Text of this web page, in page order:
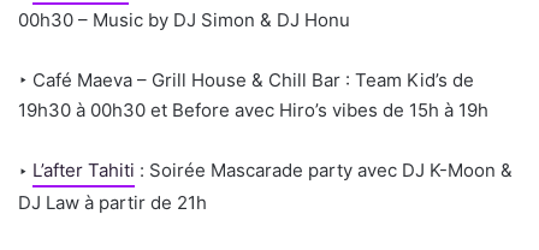
00h30 – Music by DJ Simon & DJ Honu
‣ Café Maeva – Grill House & Chill Bar : Team Kid’s de
19h30 à 00h30 et Before avec Hiro’s vibes de 15h à 19h
‣ L’after Tahiti : Soirée Mascarade party avec DJ K-Moon &
DJ Law à partir de 21h